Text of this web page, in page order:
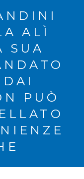
ALÌ
SUA
PUÒ